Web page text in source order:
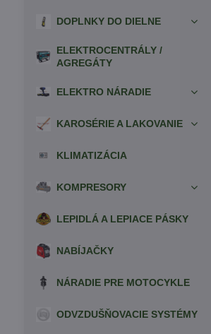
DOPLNKY DO DIELNE
ELEKTROCENTRÁLY /
AGREGÁTY
ELEKTRO NÁRADIE
KAROSÉRIE A LAKOVANIE
KLIMATIZÁCIA
KOMPRESORY
LEPIDLÁ A LEPIACE PÁSKY
NABÍJAČKY
NÁRADIE PRE MOTOCYKLE
ODVZDUŠŇOVACIE SYSTÉMY